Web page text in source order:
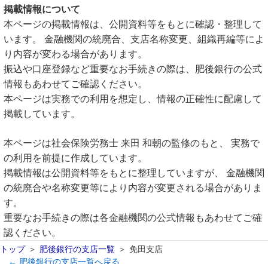
掲載情報について
本ページの掲載情報は、公開資料等をもとに確認・整理して
います。 金融機関の統廃合、支店名称変更、組織再編等によ
り内容が変わる場合があります。
振込や口座登録など重要なお手続きの際は、肥後銀行の公式
情報もあわせてご確認ください。
本ページは実務での利用を想定し、情報の正確性に配慮して
掲載しています。
本ページは社会保険労務士 来田 和朝の監修のもと、 実務で
の利用を前提に作成しています。
掲載情報は公開資料等をもとに整理していますが、 金融機関
の統廃合や名称変更等により内容が変更される場合がありま
す。
重要なお手続きの際は各金融機関の公式情報もあわせてご確
認ください。
トップ 肥後銀行の支店一覧
免田支店
← 肥後銀行の支店一覧へ戻る